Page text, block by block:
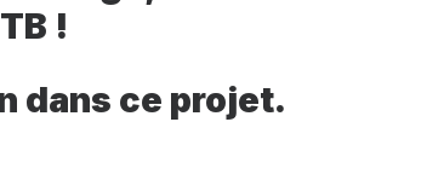
!
dans ce projet.